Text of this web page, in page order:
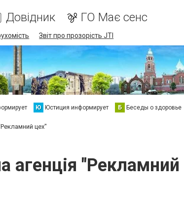
Довідник ГО Має сенс
Звіт про прозорість JTI
Ю Юстиция информирует Б Беседы о здоровье
цех"
агенція "Рекламний